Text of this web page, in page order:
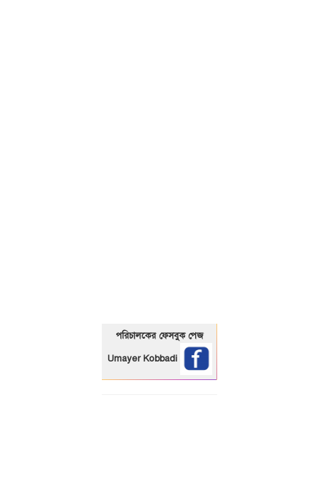
পরিচালকের ফেসবুক পেজ
Umayer Kobbadi